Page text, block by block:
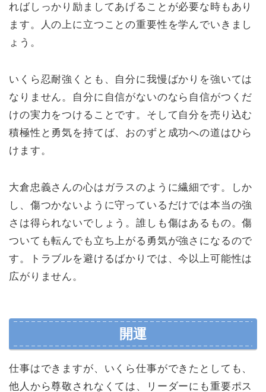
ればしっかり励ましてあげることが必要な時もあり
ます。人の上に立つことの重要性を学んでいきまし
ょう。
いくら忍耐強くとも、自分に我慢ばかりを強いては
なりません。自分に自信がないのなら自信がつくだ
けの実力をつけることです。そして自分を売り込む
積極性と勇気を持てば、おのずと成功への道はひら
けます。
大倉忠義さんの心はガラスのように繊細です。しか
し、傷つかないように守っているだけでは本当の強
さは得られないでしょう。誰しも傷はあるもの。傷
ついても転んでも立ち上がる勇気が強さになるので
す。トラブルを避けるばかりでは、今以上可能性は
広がりません。
開運
仕事はできますが、いくら仕事ができたとしても、
他人から尊敬されなくては、リーダーにも重要ポス